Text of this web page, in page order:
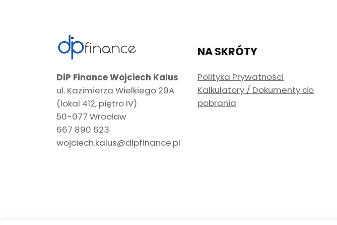
DiP Finance Wojciech Kalus
ul. Kazimierza Wielkiego 29A
(lokal 412, piętro IV)
50-077 Wrocław
667 890 623
wojciech.kalus@dipfinance.pl
NA SKRÓTY
Polityka Prywatności
Kalkulatory / Dokumenty do
pobrania